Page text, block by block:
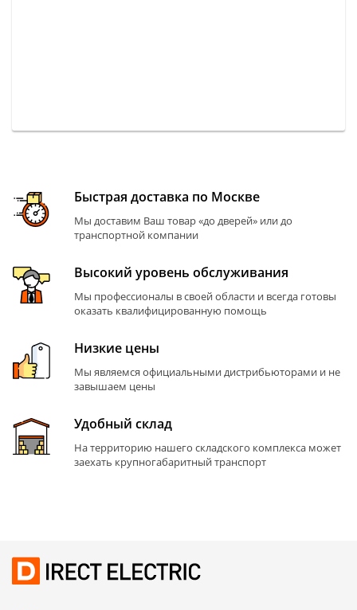
Быстрая доставка по Москве
Мы доставим Ваш товар «до дверей» или до
транспортной компании
Высокий уровень обслуживания
Мы профессионалы в своей области и всегда готовы
оказать квалифицированную помощь
Низкие цены
Мы являемся официальными дистрибьюторами и не
завышаем цены
Удобный склад
На территорию нашего складского комплекса может
заехать крупногабаритный транспорт